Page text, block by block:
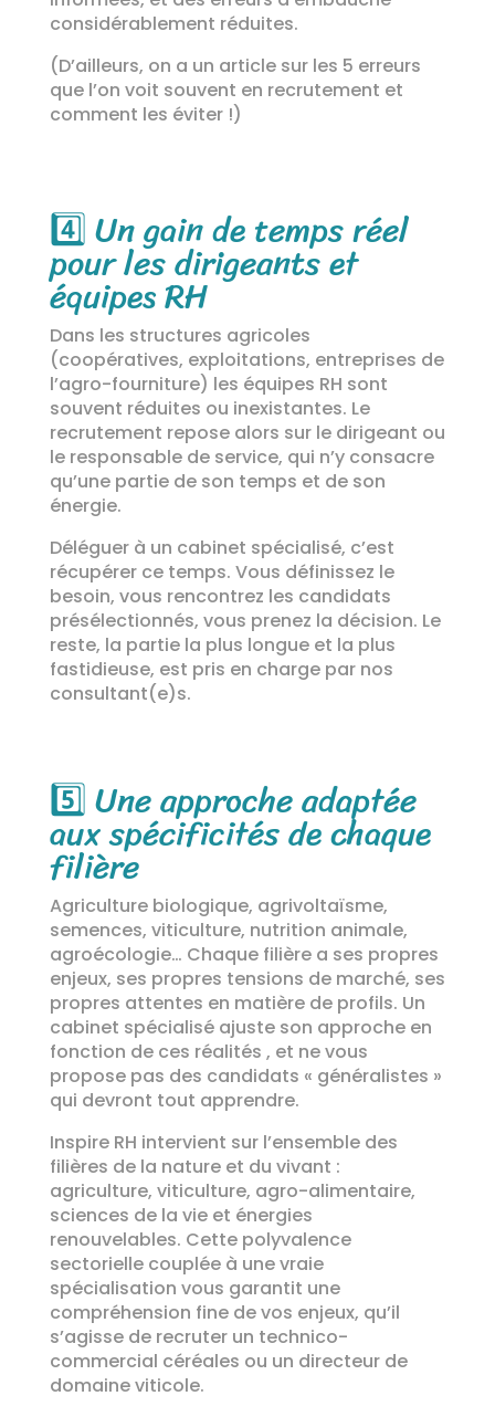
considérablement réduites.
(D’ailleurs, on a un article sur les 5 erreurs
que l’on voit souvent en recrutement et
comment les éviter !)
4️⃣Un gain de temps réel
pour les dirigeants et
équipes RH
Dans les structures agricoles
(coopératives, exploitations, entreprises de
l’agro-fourniture) les équipes RH sont
souvent réduites ou inexistantes. Le
recrutement repose alors sur le dirigeant ou
le responsable de service, qui n’y consacre
qu’une partie de son temps et de son
énergie.
Déléguer à un cabinet spécialisé, c’est
récupérer ce temps. Vous définissez le
besoin, vous rencontrez les candidats
présélectionnés, vous prenez la décision. Le
reste, la partie la plus longue et la plus
fastidieuse, est pris en charge par nos
consultant(e)s.
5️⃣Une approche adaptée
aux spécificités de chaque
filière
Agriculture biologique, agrivoltaïsme,
semences, viticulture, nutrition animale,
agroécologie… Chaque filière a ses propres
enjeux, ses propres tensions de marché, ses
propres attentes en matière de profils. Un
cabinet spécialisé ajuste son approche en
fonction de ces réalités , et ne vous
propose pas des candidats « généralistes »
qui devront tout apprendre.
Inspire RH intervient sur l’ensemble des
filières de la nature et du vivant :
agriculture, viticulture, agro-alimentaire,
sciences de la vie et énergies
renouvelables. Cette polyvalence
sectorielle couplée à une vraie
spécialisation vous garantit une
compréhension fine de vos enjeux, qu’il
s’agisse de recruter un technico-
commercial céréales ou un directeur de
domaine viticole.